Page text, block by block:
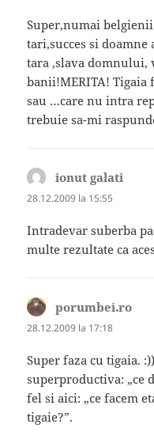
Super,numai
tari,succes si
tara ,slava domnului,
banii!MERITA! Tigaia
sau …care nu intra
trebuie sa-mi
ionut galati
28.12.2009 la 15:55
Intradevar suberba
multe rezultate ca
porumbei.ro
28.12.2009 la 17:18
Super faza cu tigaia.
superproductiva: „ce
fel si aici: „ce facem
tigaie?”.